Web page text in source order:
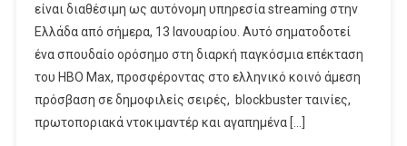
Τώρα
Διαθέσιμο
Απευθείας
Στην
Ελλάδα
είναι διαθέσιμη ως αυτόνομη υπηρεσία streaming στην
Ελλάδα από σήμερα, 13 Ιανουαρίου. Αυτό σηματοδοτεί
ένα σπουδαίο ορόσημο στη διαρκή παγκόσμια επέκταση
του HBO Max, προσφέροντας στο ελληνικό κοινό άμεση
πρόσβαση σε δημοφιλείς σειρές, blockbuster ταινίες,
πρωτοποριακά ντοκιμαντέρ και αγαπημένα […]